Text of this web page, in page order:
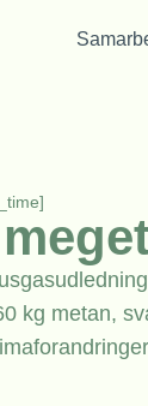
kg metan,